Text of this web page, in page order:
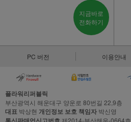
지금바로
전화하기
PC 버전 이용안내
플라워리퍼블릭
부산광역시 해운대구 양운로 80번길 22,9층
대표 박상현 개인정보 보호 책임자 박신영
제2014-부산해운-0664호